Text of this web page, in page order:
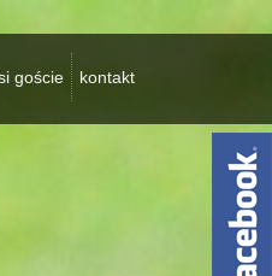
goście kontakt